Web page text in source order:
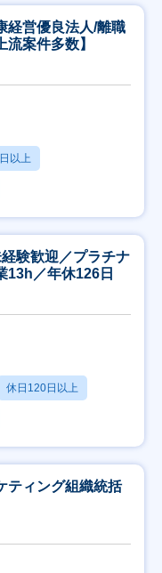
営優良法人/離職
案件多数】
以上
験歓迎／プラチナ
13h／年休126日
休日120日以上
ティング組織統括